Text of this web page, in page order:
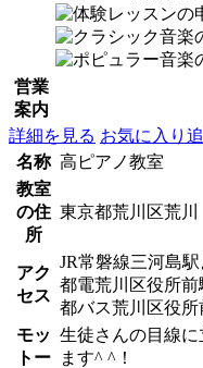
営業
案内
詳細を見る お気に入り
名称 高ピアノ教室
教室
の住
所
東京都荒川区荒川
アク
セス
JR常磐線三河島
都電荒川区役所前
都バス荒川区役所
モッ
トー
生徒さんの目線
ます^ ^！